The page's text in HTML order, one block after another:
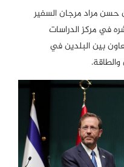
حسن مراد مرجان السفير
في مركز الدراسات
بين البلدين في